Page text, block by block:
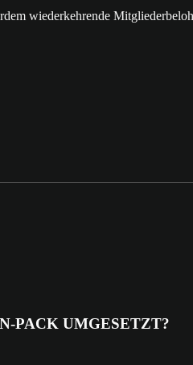
wiederkehrende
PACK UMGESETZT?